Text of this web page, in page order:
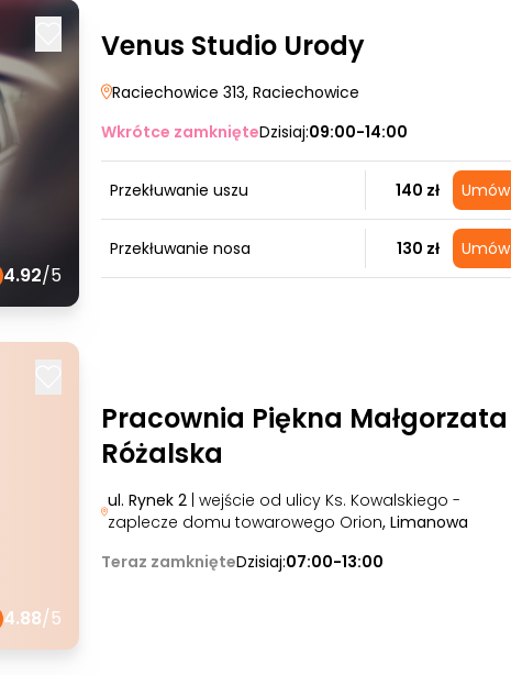
4.92/5
Venus Studio Urody
Raciechowice 313, Raciechowice
Wkrótce zamknięteDzisiaj:09:00-14:00
Przekłuwanie uszu 140 zł Umów
Przekłuwanie nosa 130 zł Umów
4.88/5
Pracownia Piękna Małgorzata
Różalska
ul. Rynek 2| wejście od ulicy Ks. Kowalskiego -
zaplecze domu towarowego Orion, Limanowa
Teraz zamknięteDzisiaj:07:00-13:00